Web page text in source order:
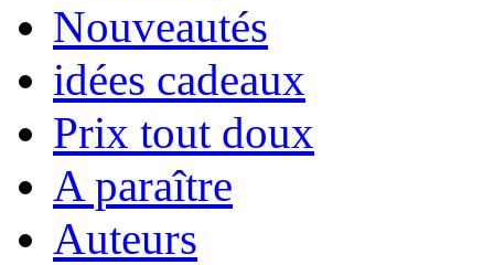
Nouveautés
idées cadeaux
Prix tout doux
A paraître
Auteurs